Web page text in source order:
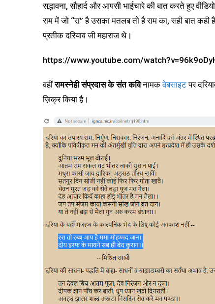
सद्भावना, सौहार्द और आपसी भाईचारे की बात करते हुए
राम में जो “रा” है उसका मतलब तो है राम का, सही बात
प्रतीक दरियाव जी महाराज थे।
https://www.youtube.com/
वहींरामस्नेही संप्रदास के संत कविनामकवेबसाइटपर
ज़िक्र किया है।